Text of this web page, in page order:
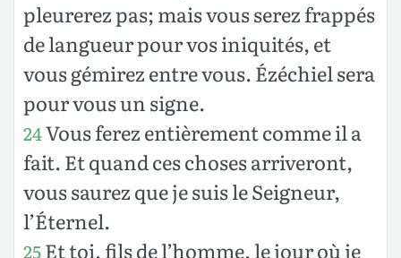
pleurerez pas; mais vous serez frappés
de langueur pour vos iniquités, et
vous gémirez entre vous. Ézéchiel sera
pour vous un signe.
24Vous ferez entièrement comme il a
fait. Et quand ces choses arriveront,
vous saurez que je suis le Seigneur,
l’Éternel.
25Et toi, fils de l’homme, le jour où je